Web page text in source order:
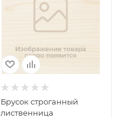
Брусок строганный
лиственница